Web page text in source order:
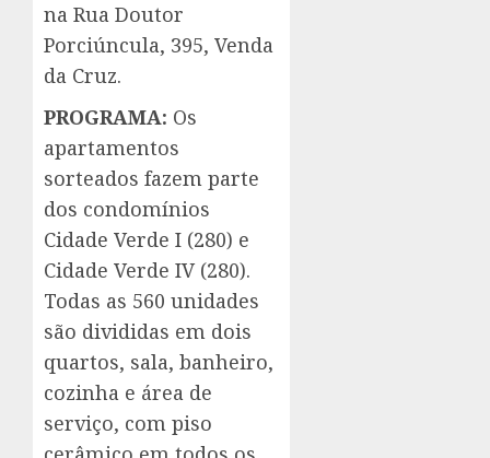
na Rua Doutor
Porciúncula, 395, Venda
da Cruz.
PROGRAMA: Os
apartamentos
sorteados fazem parte
dos condomínios
Cidade Verde I (280) e
Cidade Verde IV (280).
Todas as 560 unidades
são divididas em dois
quartos, sala, banheiro,
cozinha e área de
serviço, com piso